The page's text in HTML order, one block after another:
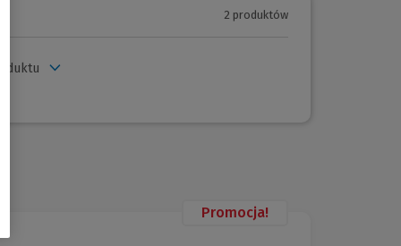
2 produktów
Promocja!